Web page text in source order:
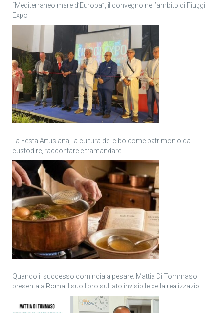
“Mediterraneo mare d’Europa”, il convegno nell’ambito di Fiuggi
Expo
La Festa Artusiana, la cultura del cibo come patrimonio da
custodire, raccontare e tramandare
Quando il successo comincia a pesare: Mattia Di Tommaso
presenta a Roma il suo libro sul lato invisibile della realizzazione